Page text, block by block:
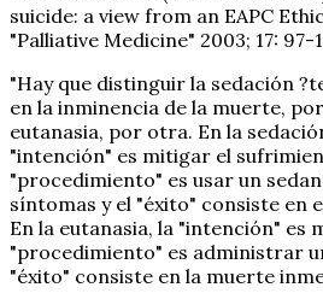
suicide: a view from an EAPC
"Palliative Medicine" 2003; 17: 97-
"Hay que distinguir la sedación
en la inminencia de la muerte,
eutanasia, por otra. En la
"intención" es mitigar el
"procedimiento" es usar un
síntomas y el "éxito" consiste en
En la eutanasia, la "intención" es
"procedimiento" es administrar
"éxito" consiste en la muerte